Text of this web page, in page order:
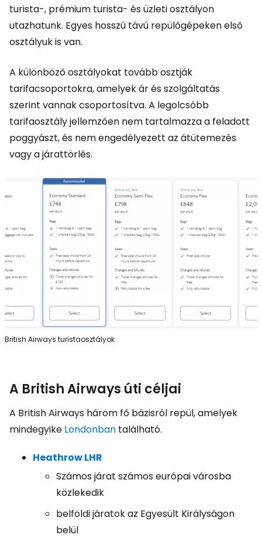
turista-, prémium turista- és üzleti osztályon
utazhatunk. Egyes hosszú távú repülőgépeken első
osztályuk is van.
A különböző osztályokat tovább osztják
tarifacsoportokra, amelyek ár és szolgáltatás
szerint vannak csoportosítva. A legolcsóbb
tarifaosztály jellemzően nem tartalmazza a feladott
poggyászt, és nem engedélyezett az átütemezés
vagy a járattörlés.
British Airways turistaosztályok
A British Airways úti céljai
A British Airways három fő bázisról repül, amelyek
mindegyike Londonban található.
Heathrow LHR
Számos járat számos európai városba
közlekedik
belföldi járatok az Egyesült Királyságon
belül